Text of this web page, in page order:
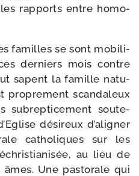
rap­ports entre homo­
familles se sont mobi­li­
der­niers mois contre
sapent la famille natu­
pro­pre­ment scan­da­leux
subrep­ti­ce­ment sou­te­
dési­reux d’aligner
catho­liques sur les
au lieu de
Une pas­to­rale qui